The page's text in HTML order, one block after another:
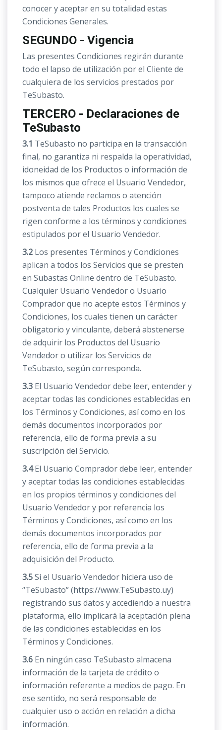
conocer y aceptar en su totalidad estas
Condiciones Generales.
SEGUNDO - Vigencia
Las presentes Condiciones regirán durante
todo el lapso de utilización por el Cliente de
cualquiera de los servicios prestados por
TeSubasto.
TERCERO - Declaraciones de
TeSubasto
3.1 TeSubasto no participa en la transacción
final, no garantiza ni respalda la operatividad,
idoneidad de los Productos o información de
los mismos que ofrece el Usuario Vendedor,
tampoco atiende reclamos o atención
postventa de tales Productos los cuales se
rigen conforme a los términos y condiciones
estipulados por el Usuario Vendedor.
3.2 Los presentes Términos y Condiciones
aplican a todos los Servicios que se presten
en Subastas Online dentro de TeSubasto.
Cualquier Usuario Vendedor o Usuario
Comprador que no acepte estos Términos y
Condiciones, los cuales tienen un carácter
obligatorio y vinculante, deberá abstenerse
de adquirir los Productos del Usuario
Vendedor o utilizar los Servicios de
TeSubasto, según corresponda.
3.3 El Usuario Vendedor debe leer, entender y
aceptar todas las condiciones establecidas en
los Términos y Condiciones, así como en los
demás documentos incorporados por
referencia, ello de forma previa a su
suscripción del Servicio.
3.4El Usuario Comprador debe leer, entender
y aceptar todas las condiciones establecidas
en los propios términos y condiciones del
Usuario Vendedor y por referencia los
Términos y Condiciones, así como en los
demás documentos incorporados por
referencia, ello de forma previa a la
adquisición del Producto.
3.5Si el Usuario Vendedor hiciera uso de
“TeSubasto” (https://www.TeSubasto.uy)
registrando sus datos y accediendo a nuestra
plataforma, ello implicará la aceptación plena
de las condiciones establecidas en los
Términos y Condiciones.
3.6 En ningún caso TeSubasto almacena
información de la tarjeta de crédito o
información referente a medios de pago. En
ese sentido, no será responsable de
cualquier uso o acción en relación a dicha
información.